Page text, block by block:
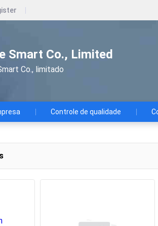
Smart Co., Limited
Co., limitado
Controle de qualidade